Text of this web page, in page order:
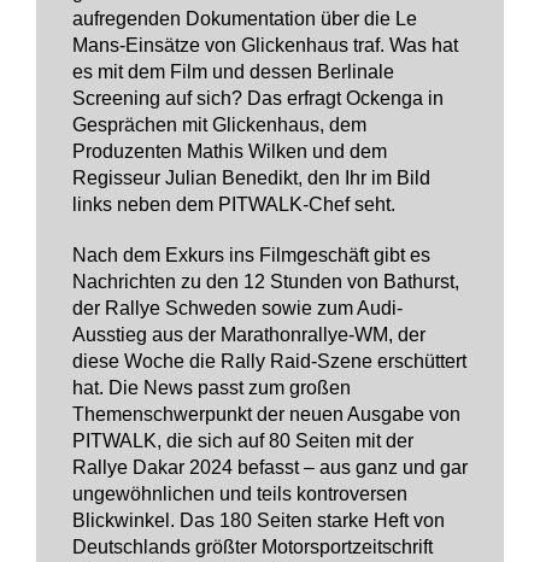
aufregenden Dokumentation über die Le
Mans-Einsätze von Glickenhaus traf. Was hat
es mit dem Film und dessen Berlinale
Screening auf sich? Das erfragt Ockenga in
Gesprächen mit Glickenhaus, dem
Produzenten Mathis Wilken und dem
Regisseur Julian Benedikt, den Ihr im Bild
links neben dem PITWALK-Chef seht.
Nach dem Exkurs ins Filmgeschäft gibt es
Nachrichten zu den 12 Stunden von Bathurst,
der Rallye Schweden sowie zum Audi-
Ausstieg aus der Marathonrallye-WM, der
diese Woche die Rally Raid-Szene erschüttert
hat. Die News passt zum großen
Themenschwerpunkt der neuen Ausgabe von
PITWALK, die sich auf 80 Seiten mit der
Rallye Dakar 2024 befasst – aus ganz und gar
ungewöhnlichen und teils kontroversen
Blickwinkel. Das 180 Seiten starke Heft von
Deutschlands größter Motorsportzeitschrift